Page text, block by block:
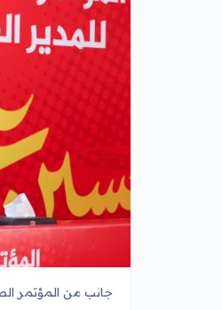
جانب من المؤتمر